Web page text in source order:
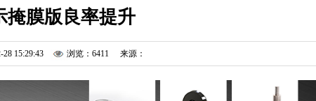
掩膜版良率提升
28 15:29:43 浏览：6411 来源：